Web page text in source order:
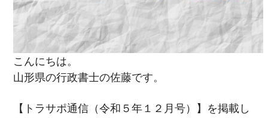
こんにちは。
山形県の行政書士の佐藤です。
【トラサポ通信（令和５年１２月号）】を掲載し